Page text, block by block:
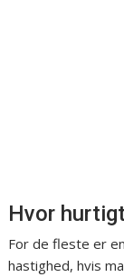
Hvor
For de fleste er
hastighed, hvis